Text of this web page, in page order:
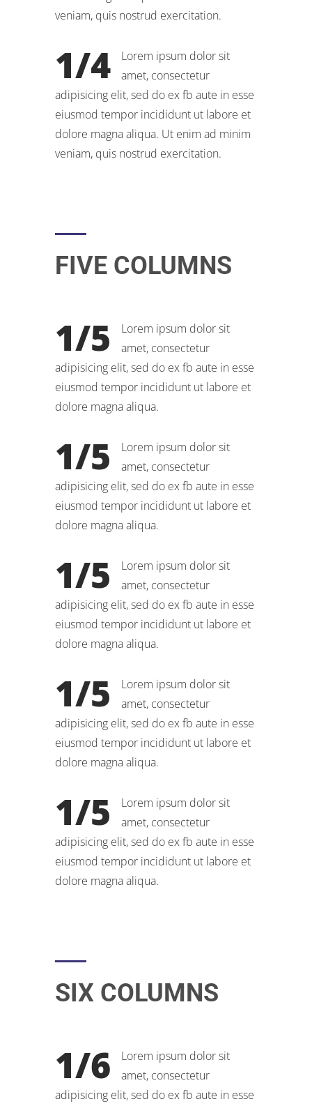
veniam, quis nostrud exercitation.
1/4
Lorem ipsum dolor sit
amet, consectetur
adipisicing elit, sed do ex fb aute in esse
eiusmod tempor incididunt ut labore et
dolore magna aliqua. Ut enim ad minim
veniam, quis nostrud exercitation.
FIVE COLUMNS
1/5
Lorem ipsum dolor sit
amet, consectetur
adipisicing elit, sed do ex fb aute in esse
eiusmod tempor incididunt ut labore et
dolore magna aliqua.
1/5
Lorem ipsum dolor sit
amet, consectetur
adipisicing elit, sed do ex fb aute in esse
eiusmod tempor incididunt ut labore et
dolore magna aliqua.
1/5
Lorem ipsum dolor sit
amet, consectetur
adipisicing elit, sed do ex fb aute in esse
eiusmod tempor incididunt ut labore et
dolore magna aliqua.
1/5
Lorem ipsum dolor sit
amet, consectetur
adipisicing elit, sed do ex fb aute in esse
eiusmod tempor incididunt ut labore et
dolore magna aliqua.
1/5
Lorem ipsum dolor sit
amet, consectetur
adipisicing elit, sed do ex fb aute in esse
eiusmod tempor incididunt ut labore et
dolore magna aliqua.
SIX COLUMNS
1/6
Lorem ipsum dolor sit
amet, consectetur
adipisicing elit, sed do ex fb aute in esse